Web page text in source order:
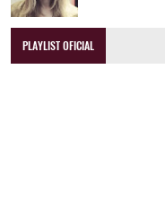
PLAYLIST OFICIAL